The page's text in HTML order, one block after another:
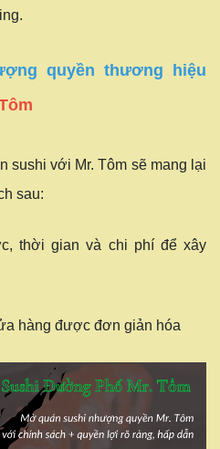
quyền thương hiệu
sushi với Mr. Tôm sẽ mang lại
sau:
thời gian và chi phí để xây
hàng được đơn giản hóa